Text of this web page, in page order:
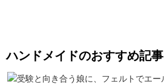
ハンドメイドのおすすめ記事